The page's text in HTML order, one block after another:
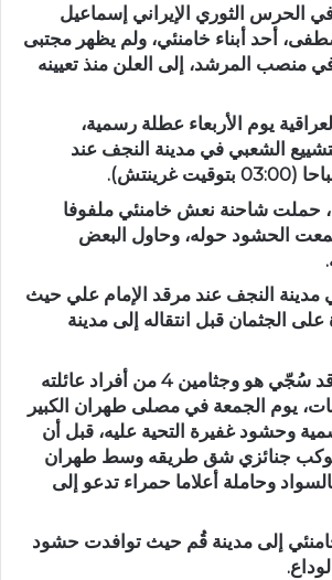
الحرس الثوري الإيراني إسماعيل
أحد أبناء خامنئي، ولم يظهر مجتبى
منصب المرشد، إلى العلن منذ تعيينه
يوم الأربعاء عطلة رسمية،
الشعبي في مدينة النجف عند
غرينتش).
حملت شاحنة نعش خامنئي ملفوفا
الحشود حوله، وحاول البعض
مدينة النجف عند مرقد الإمام علي حيث
الجثمان قبل انتقاله إلى مدينة
وكان نعش خامنئي قد سُجّي هو وجثامين 4 من أفراد عائلته
يوم الجمعة في مصلى طهران الكبير
وحشود غفيرة التحية عليه، قبل أن
موكب جنائزي شق طريقه وسط طهران
وحاملة أعلاما حمراء تدعو إلى
إلى مدينة قُم حيث توافدت حشود